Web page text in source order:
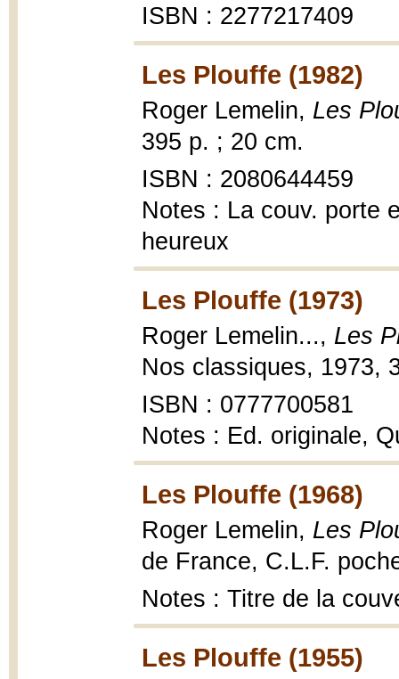
ISBN : 2277217409
Les Plouffe (1982)
Roger Lemelin, Les
395 p. ; 20 cm.
ISBN : 2080644459
Notes : La couv. porte
heureux
Les Plouffe (1973)
Roger Lemelin..., Les
Nos classiques, 1973,
ISBN : 0777700581
Notes : Ed. originale,
Les Plouffe (1968)
Roger Lemelin, Les
de France, C.L.F.
Notes : Titre de la
Les Plouffe (1955)